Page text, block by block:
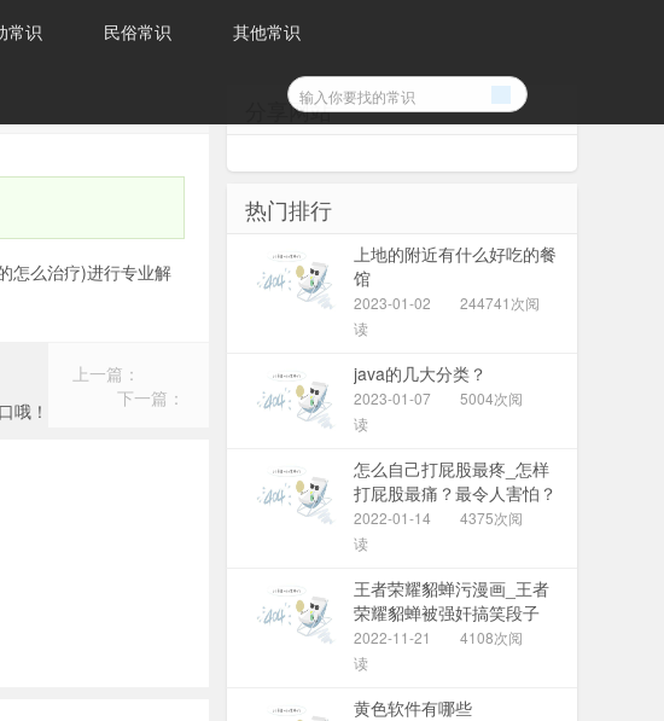
常识 民俗常识 其他常识
怎么治疗)进行专业解
哦！
上一篇：
下一篇：
分享网站
热门排行
上地的附近有什么好吃的餐
馆
2023-01-02
244741次阅
读
java的几大分类？
2023-01-07
5004次阅
读
怎么自己打屁股最疼_怎样
打屁股最痛？最令人害怕？
（求自虐）
2022-01-14
4375次阅
读
王者荣耀貂蝉污漫画_王者
荣耀貂蝉被强奸搞笑段子
2022-11-21
4108次阅
读
黄色软件有哪些